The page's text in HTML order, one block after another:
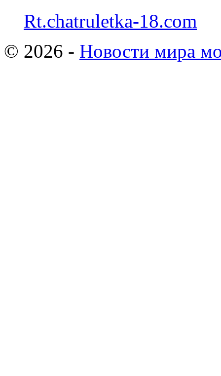
Rt.chatruletka-18.com
© 2026 - Новости мира